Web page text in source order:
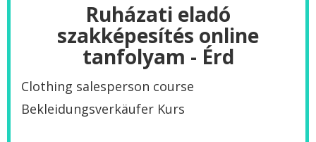
Ruházati eladó
szakképesítés online
tanfolyam - Érd
Clothing salesperson course
Bekleidungsverkäufer Kurs